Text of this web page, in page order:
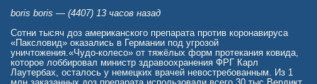
По мнению 21% участников исследования, другой наиболее
Они полагают, что следующая вспышка произойдет из-за еще не
идентифицированного микроорганизма, который «появится
ниоткуда», как в случае с вирусом Sars-CoV-2, который привел к
пандемии COVID-19. 15% исследователей считают, что именно
Sars-CoV-2 спровоцирует новую эпидемию.
boris boris — (4407) 13 часов назад
Сотни тысяч доз американского препарата против коронавируса
«Паксловид» оказались в Германии под угрозой
уничтожения.«Чудо-колесо» от тяжёлых форм протекания ковида,
которое лоббировал министр здравоохранения ФРГ Карл
Лаутербах, осталось у немецких врачей невостребованным. Из 1